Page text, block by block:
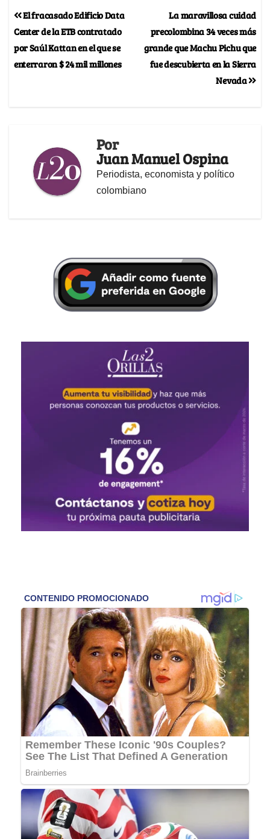
La maravillosa cuidad
precolombina 34 veces más
grande que Machu Pichu que
fue descubierta en la Sierra
Nevada
El fracasado Edificio Data
Center de la ETB contratado
por Saúl Kattan en el que se
enterraron $ 24 mil millones
Por
Juan Manuel Ospina
Periodista, economista y político
colombiano